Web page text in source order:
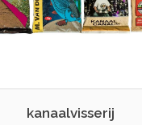
kanaalvisserij